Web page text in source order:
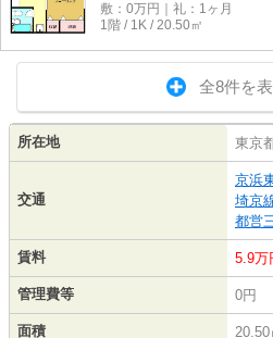
敷：0万円｜礼：1ヶ月
1階 / 1K / 20.50㎡
全8件を
所在地 東京
交通
京浜
埼京
都営
賃料 5.9万
管理費等 0円
面積 20.50